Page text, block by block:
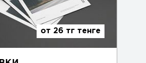
от 26 тг тенге